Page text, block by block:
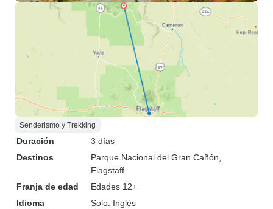
Senderismo y Trekking
Duración
3 días
Destinos
Parque Nacional del Gran Cañón
Flagstaff
Franja de edad
Edades 12+
Idioma
Solo: Inglés